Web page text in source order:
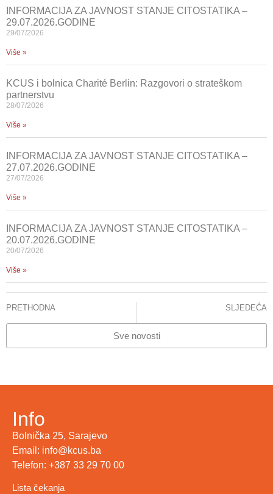
INFORMACIJA ZA JAVNOST STANJE CITOSTATIKA –
29.07.2026.GODINE
29/07/2026
Više »
KCUS i bolnica Charité Berlin: Razgovori o strateškom
partnerstvu
28/07/2026
Više »
INFORMACIJA ZA JAVNOST STANJE CITOSTATIKA –
27.07.2026.GODINE
27/07/2026
Više »
INFORMACIJA ZA JAVNOST STANJE CITOSTATIKA –
20.07.2026.GODINE
20/07/2026
Više »
PRETHODNA SLJEDEĆA
Sve novosti
Info
Bolnička 25, Sarajevo
Email: info@kcus.ba
Telefon: +387 33 29 70 00
Lista čekanja